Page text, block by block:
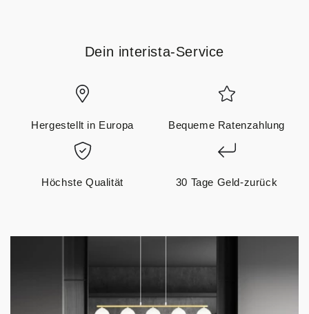
Dein interista-Service
Hergestellt in Europa Bequeme Ratenzahlung
Höchste Qualität 30 Tage Geld-zurück